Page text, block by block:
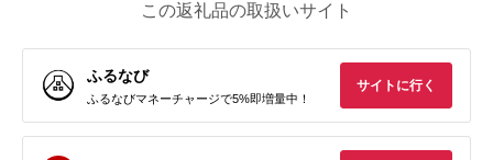
この返礼品の取扱いサイト
ふるなび
ふるなびマネーチャージで5%即増量中！
サイトに行く